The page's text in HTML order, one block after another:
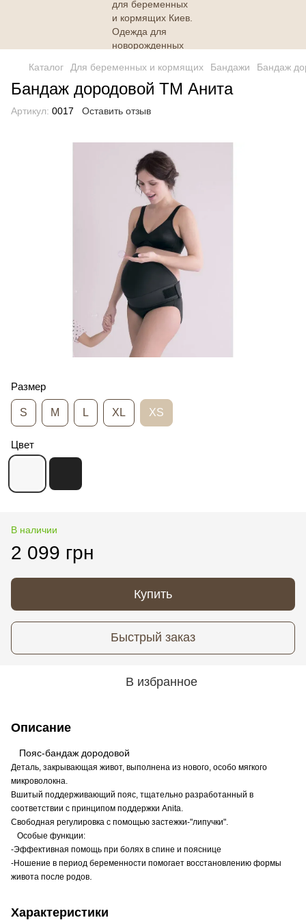
Каталог Для беременных и кормящих Бандажи Бандаж
Бандаж дородовой ТМ Анита
Артикул: 0017 Оставить отзыв
Размер
S M L XL XS
Цвет
В наличии
2 099 грн
Купить
Быстрый заказ
В избранное
Описание
Пояс-бандаж дородовой
Деталь, закрывающая живот, выполнена из нового, особо мягкого
микроволокна.
Вшитый поддерживающий пояс, тщательно разработанный в
соответствии с принципом поддержки Anita.
Свободная регулировка с помощью застежки-"липучки".
Особые функции:
-Эффективная помощь при болях в спине и пояснице
-Ношение в период беременности помогает восстановлению формы
живота после родов
Характеристики